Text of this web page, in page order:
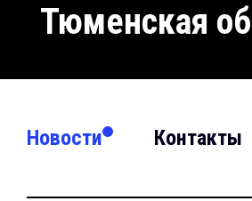
Тюменская
Новости Контакты